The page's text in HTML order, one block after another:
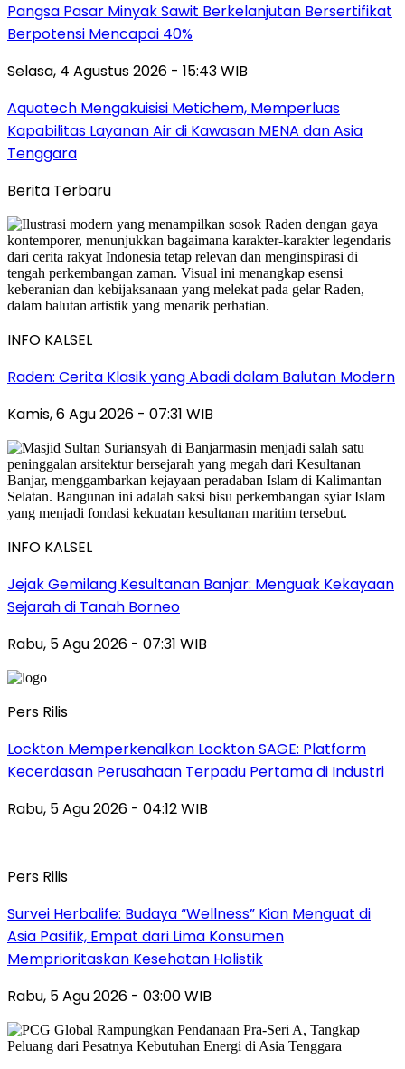
Pangsa Pasar Minyak Sawit Berkelanjutan Bersertifikat
Berpotensi Mencapai 40%
Selasa, 4 Agustus 2026 - 15:43 WIB
Aquatech Mengakuisisi Metichem, Memperluas
Kapabilitas Layanan Air di Kawasan MENA dan Asia
Tenggara
Berita Terbaru
INFO KALSEL
Raden: Cerita Klasik yang Abadi dalam Balutan Modern
Kamis, 6 Agu 2026 - 07:31 WIB
INFO KALSEL
Jejak Gemilang Kesultanan Banjar: Menguak Kekayaan
Sejarah di Tanah Borneo
Rabu, 5 Agu 2026 - 07:31 WIB
Pers Rilis
Lockton Memperkenalkan Lockton SAGE: Platform
Kecerdasan Perusahaan Terpadu Pertama di Industri
Rabu, 5 Agu 2026 - 04:12 WIB
Pers Rilis
Survei Herbalife: Budaya “Wellness” Kian Menguat di
Asia Pasifik, Empat dari Lima Konsumen
Memprioritaskan Kesehatan Holistik
Rabu, 5 Agu 2026 - 03:00 WIB